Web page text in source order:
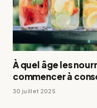
À quel âge les
commencer à
30 juillet 2025